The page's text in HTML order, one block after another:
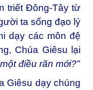
triết Ðông-Tây từ
ta sống đạo lý
dạy các môn đệ
Chúa Giêsu lại
điều răn mới?”
Giêsu dạy chúng